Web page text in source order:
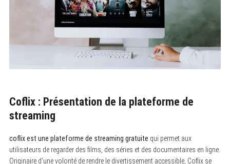
Coflix : Présentation de la plateforme de
streaming
coflix est une plateforme de streaming gratuite qui permet aux
utilisateurs de regarder des films, des séries et des documentaires en ligne.
Originaire d’une volonté de rendre le divertissement accessible, Coflix se